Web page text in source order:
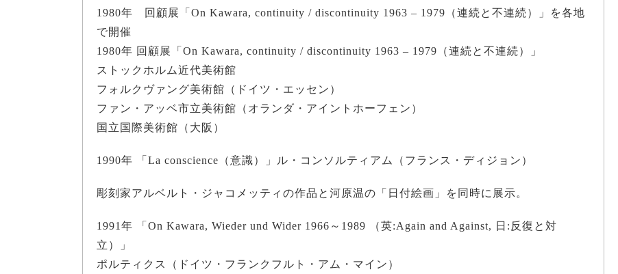
1980年 回顧展「On Kawara, continuity / discontinuity 1963 – 1979（連続と不連続）」を各地
で開催
1980年 回顧展「On Kawara, continuity / discontinuity 1963 – 1979（連続と不連続）」
ストックホルム近代美術館
フォルクヴァング美術館（ドイツ・エッセン）
ファン・アッベ市立美術館（オランダ・アイントホーフェン）
国立国際美術館（大阪）
1990年 「La conscience（意識）」ル・コンソルティアム（フランス・ディジョン）
彫刻家アルベルト・ジャコメッティの作品と河原温の「日付絵画」を同時に展示。
1991年 「On Kawara, Wieder und Wider 1966～1989 （英:Again and Against, 日:反復と対
立）」
ポルティクス（ドイツ・フランクフルト・アム・マイン）